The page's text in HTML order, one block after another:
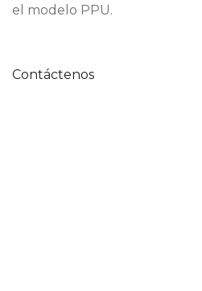
el modelo PPU.
Contáctenos